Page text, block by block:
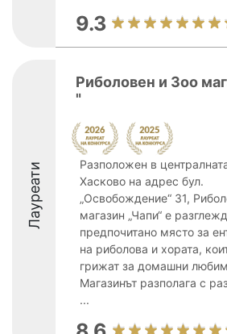
9.3
Лауреати
Риболовен и Зоо
"
Разположен в
Хасково на адрес бул.
„Освобождение“ 31,
магазин „Чапи“ е
предпочитано място за
на риболова и хората,
грижат за домашни
Магазинът разполага с
...